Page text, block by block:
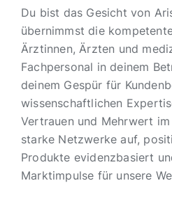
Du bist das Gesicht von
übernimmst die
Ärztinnen, Ärzten und
Fachpersonal in deinem
deinem Gespür für
wissenschaftlichen
Vertrauen und Mehrwert
starke Netzwerke auf,
Produkte evidenzbasiert
Marktimpulse für unsere